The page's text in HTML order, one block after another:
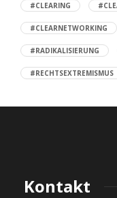
#CLEARING
#CLEARNETWORKING
#RADIKALISIERUNG
#RECHTSEXTREMISMUS
Kontakt